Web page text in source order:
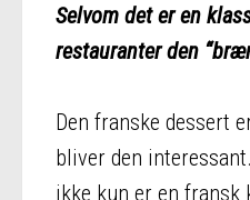
Selvom det er en
restauranter den
Den franske dessert
bliver den
ikke kun er en fransk